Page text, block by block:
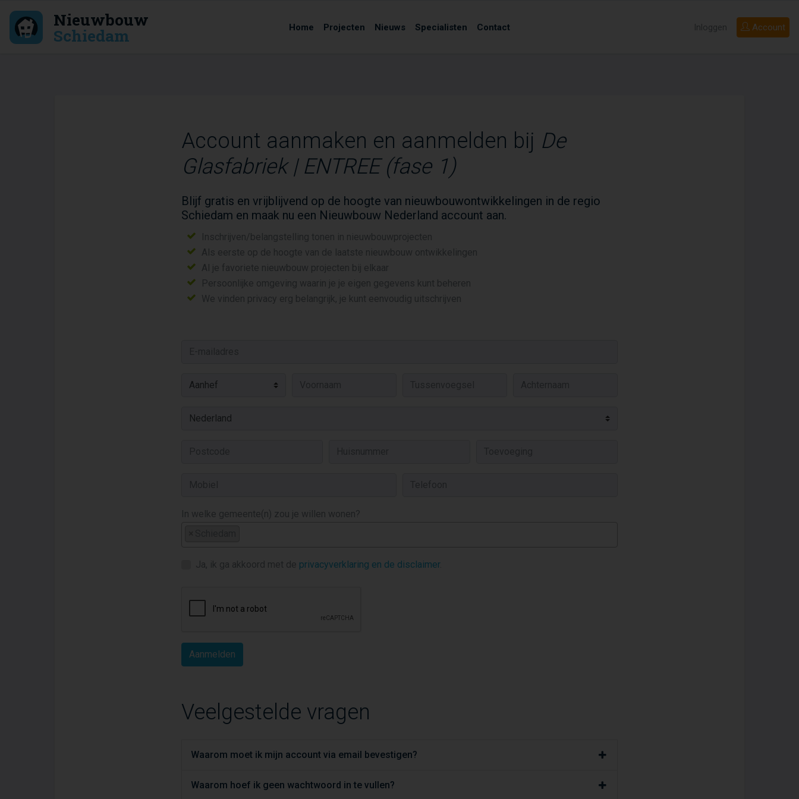
Nieuwbouw
Schiedam Home Projecten Nieuws Specialisten Contact Account
Inloggen
Account aanmaken en aanmelden bij De
Glasfabriek | ENTREE (fase 1)
Blijf gratis en vrijblijvend op de hoogte van nieuwbouwontwikkelingen in de regio
Schiedam en maak nu een Nieuwbouw Nederland account aan.
Inschrijven/belangstelling tonen in nieuwbouwprojecten
Als eerste op de hoogte van de laatste nieuwbouw ontwikkelingen
Al je favoriete nieuwbouw projecten bij elkaar
Persoonlijke omgeving waarin je je eigen gegevens kunt beheren
We vinden privacy erg belangrijk, je kunt eenvoudig uitschrijven
In welke gemeente(n) zou je willen wonen?
Ja, ik ga akkoord met de privacyverklaring en de disclaimer.
Veelgestelde vragen
Waarom moet ik mijn account via email bevestigen?
Waarom hoef ik geen wachtwoord in te vullen?